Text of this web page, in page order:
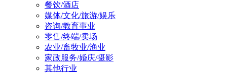
餐饮/酒店
媒体/文化/旅游/娱乐
咨询/教育事业
零售/终端/卖场
农业/畜牧业/渔业
家政服务/婚庆/摄影
其他行业